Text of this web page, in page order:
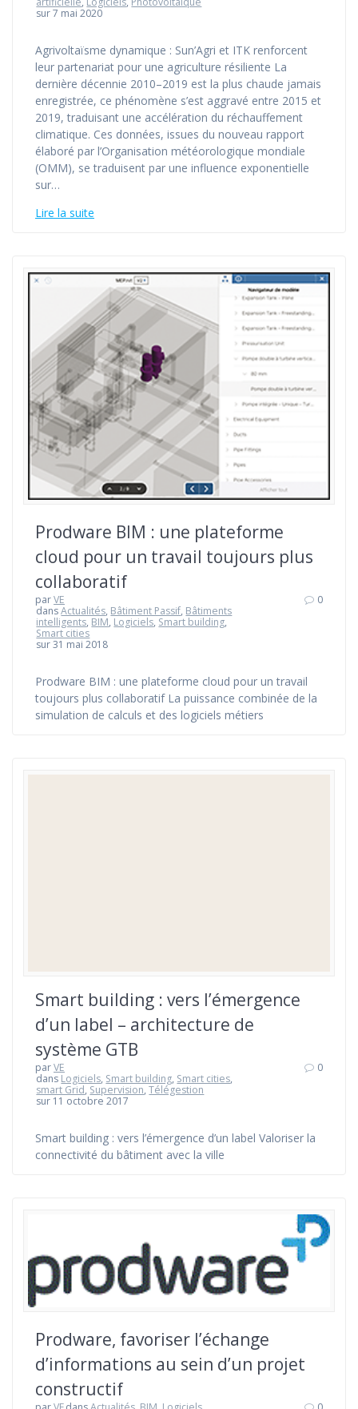
sur 7 mai 2020
Agrivoltaïsme dynamique : Sun’Agri et ITK renforcent
leur partenariat pour une agriculture résiliente La
dernière décennie 2010–2019 est la plus chaude jamais
enregistrée, ce phénomène s’est aggravé entre 2015 et
2019, traduisant une accélération du réchauffement
climatique. Ces données, issues du nouveau rapport
élaboré par l’Organisation météorologique mondiale
(OMM), se traduisent par une influence exponentielle
sur…
Lire la suite
Prodware BIM : une plateforme
cloud pour un travail toujours plus
collaboratif
parVE
dansActualités, Bâtiment Passif, Bâtiments
intelligents, BIM, Logiciels, Smart building,
Smart cities
sur 31 mai 2018
0
Prodware BIM : une plateforme cloud pour un travail
toujours plus collaboratif La puissance combinée de la
simulation de calculs et des logiciels métiers
Smart building : vers l’émergence
d’un label – architecture de
système GTB
parVE
dans Logiciels, Smart building, Smart cities,
smart Grid, Supervision,Télégestion
sur 11 octobre 2017
0
Smart building : vers l’émergence d’un label Valoriser la
connectivité du bâtiment avec la ville
Prodware, favoriser l’échange
d’informations au sein d’un projet
constructif